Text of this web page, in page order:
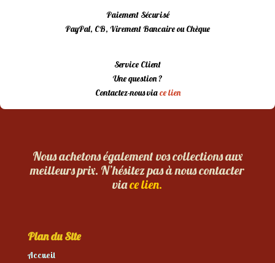
Paiement Sécurisé
PayPal, CB, Virement Bancaire ou Chèque
Service Client
Une question ?
Contactez-nous viace lien
Nous achetons également vos collections aux
meilleurs prix. N’hésitez pas à nous contacter
viace lien.
Plan du Site
Accueil